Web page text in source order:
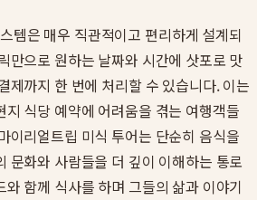
템은 매우 직관적이고 편리하게 설계되
만으로 원하는 날짜와 시간에 삿포로 맛
제까지 한 번에 처리할 수 있습니다. 이는
지 식당 예약에 어려움을 겪는 여행객들
이리얼트립 미식 투어는 단순히 음식을
문화와 사람들을 더 깊이 이해하는 통로
함께 식사를 하며 그들의 삶과 이야기